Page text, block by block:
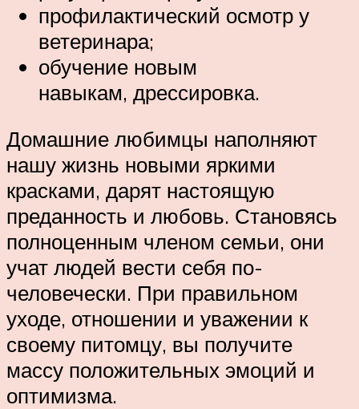
профилактический осмотр у
ветеринара;
обучение новым
навыкам, дрессировка.
Домашние любимцы наполняют
нашу жизнь новыми яркими
красками, дарят настоящую
преданность и любовь. Становясь
полноценным членом семьи, они
учат людей вести себя по-
человечески. При правильном
уходе, отношении и уважении к
своему питомцу, вы получите
массу положительных эмоций и
оптимизма.